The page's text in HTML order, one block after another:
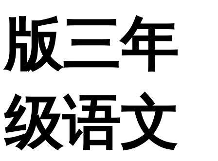
版三年
级语文